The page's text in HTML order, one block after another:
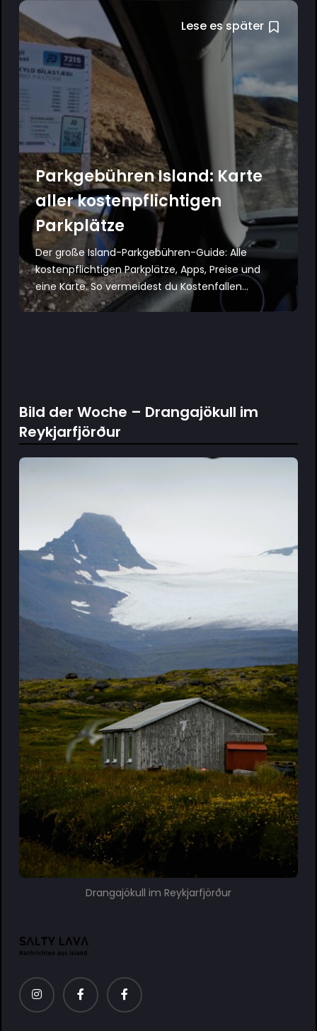
Lese es später
Parkgebühren Island: Karte
aller kostenpflichtigen
Parkplätze
Der große Island-Parkgebühren-Guide: Alle
kostenpflichtigen Parkplätze, Apps, Preise und
eine Karte. So vermeidest du Kostenfallen...
Bild der Woche – Drangajökull im
Reykjarfjörður
Drangajökull im Reykjarfjörður